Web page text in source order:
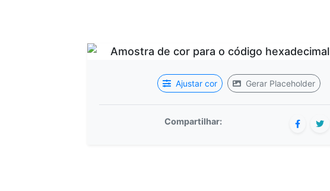
Ajustar cor Gerar Placeholder
Compartilhar: